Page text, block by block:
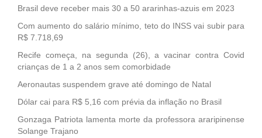
Brasil deve receber mais 30 a 50 ararinhas-azuis em 2023
Com aumento do salário mínimo, teto do INSS vai subir para
R$ 7.718,69
Recife começa, na segunda (26), a vacinar contra Covid
crianças de 1 a 2 anos sem comorbidade
Aeronautas suspendem grave até domingo de Natal
Dólar cai para R$ 5,16 com prévia da inflação no Brasil
Gonzaga Patriota lamenta morte da professora araripinense
Solange Trajano